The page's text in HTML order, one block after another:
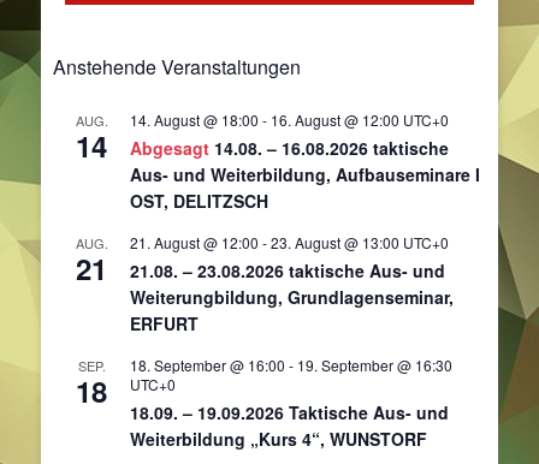
Anstehende Veranstaltungen
AUG.
14
14. August @ 18:00 - 16. August @ 12:00 UTC+0
Abgesagt 14.08. – 16.08.2026 taktische
Aus- und Weiterbildung, Aufbauseminare I
OST, DELITZSCH
AUG.
21
21. August @ 12:00 -23. August @ 13:00 UTC+0
21.08. – 23.08.2026 taktische Aus- und
Weiterungbildung, Grundlagenseminar,
ERFURT
SEP.
18
18. September @ 16:00 - 19. September @ 16:30
UTC+0
18.09. – 19.09.2026 Taktische Aus- und
Weiterbildung „Kurs 4“, WUNSTORF